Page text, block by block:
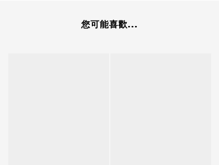
您可能喜歡...